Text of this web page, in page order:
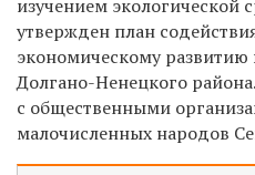
изучением экологической
утвержден план
экономическому
Долгано-Ненецкого
с общественными
малочисленных народов